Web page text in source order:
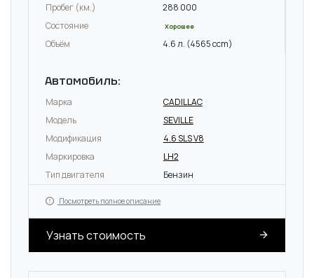
Пробег (км.)
288 000
Состояние
Хорошее
Объём 4.6 л. (4565 ccm)
Автомобиль:
Марка
CADILLAC
Модель
SEVILLE
Модификация
4.6 SLS V8
Маркировка
LH2
Тип двигателя
Бензин
Посмотреть полное описание
Узнать стоимость